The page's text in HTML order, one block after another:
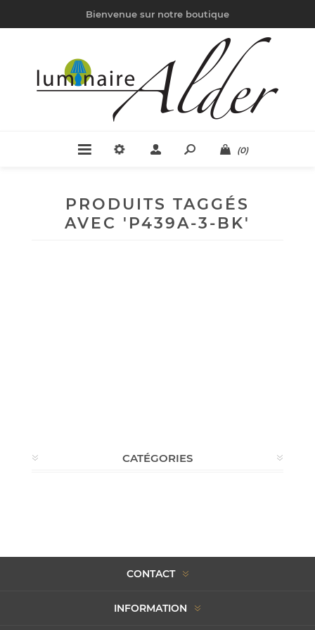
Bienvenue sur notre boutique
(0)
PRODUITS TAGGÉS
AVEC 'P439A-3-BK'
CATÉGORIES
CONTACT
INFORMATION